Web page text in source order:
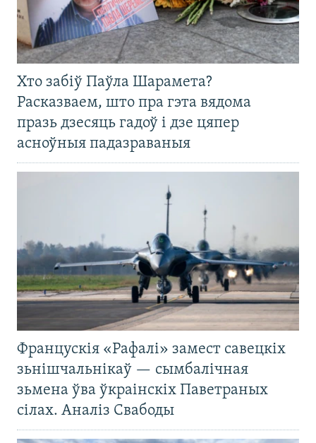
Хто забіў Паўла Шарамета?
Расказваем, што пра гэта вядома
празь дзесяць гадоў і дзе цяпер
асноўныя падазраваныя
Францускія «Рафалі» замест савецкіх
зьнішчальнікаў — сымбалічная
зьмена ўва ўкраінскіх Паветраных
сілах. Аналіз Свабоды